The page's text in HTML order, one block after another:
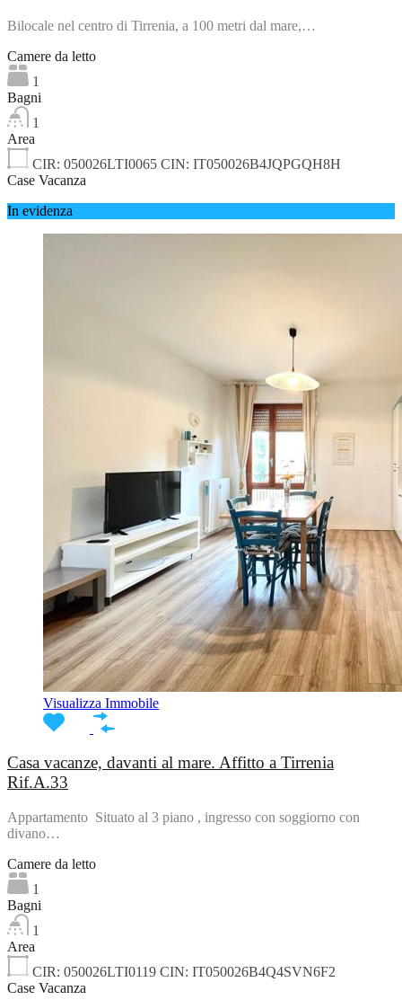
Bilocale nel centro di Tirrenia, a 100 metri dal mare,…
Camere da letto
1
Bagni
1
Area
CIR: 050026LTI0065 CIN: IT050026B4JQPGQH8H
Case Vacanza
In evidenza
Visualizza Immobile
Casa vacanze, davanti al mare. Affitto a Tirrenia
Rif.A.33
Appartamento Situato al 3 piano , ingresso con soggiorno con
divano…
Camere da letto
1
Bagni
1
Area
CIR: 050026LTI0119 CIN: IT050026B4Q4SVN6F2
Case Vacanza